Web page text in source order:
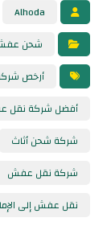
Alhoda
شحن
أرخص
أفضل شركة نقل
شركة شحن أثاث
شركة نقل عفش
نقل عفش إلى